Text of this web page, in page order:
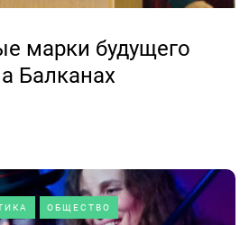
марки будущего
Балканах
ОБЩЕСТВО